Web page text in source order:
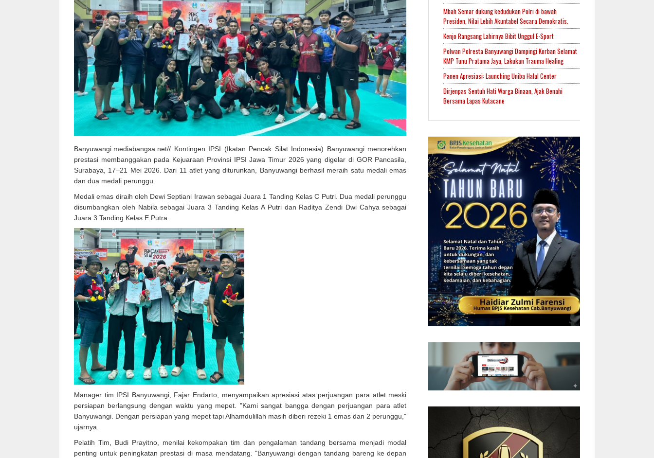
Banyuwangi.mediabangsa.net// Kontingen IPSI (Ikatan Pencak Silat Indonesia) Banyuwangi menorehkan
prestasi membanggakan pada Kejuaraan Provinsi IPSI Jawa Timur 2026 yang digelar di GOR Pancasila,
Surabaya, 17–21 Mei 2026. Dari 11 atlet yang diturunkan, Banyuwangi berhasil meraih satu medali emas
dan dua medali perunggu.
Medali emas diraih oleh Dewi Septiani Irawan sebagai Juara 1 Tanding Kelas C Putri. Dua medali perunggu
disumbangkan oleh Nabila sebagai Juara 3 Tanding Kelas A Putri dan Raditya Zendi Dwi Cahya sebagai
Juara 3 Tanding Kelas E Putra.
Manager tim IPSI Banyuwangi, Fajar Endarto, menyampaikan apresiasi atas perjuangan para atlet meski
persiapan berlangsung dengan waktu yang mepet. "Kami sangat bangga dengan perjuangan para atlet
Banyuwangi. Dengan persiapan yang mepet tapi Alhamdulillah masih diberi rezeki 1 emas dan 2 perunggu,"
ujarnya.
Pelatih Tim, Budi Prayitno, menilai kekompakan tim dan pengalaman tandang bersama menjadi modal
penting untuk peningkatan prestasi di masa mendatang. "Banyuwangi dengan tandang bareng ke depan
Mbah Semar dukung kedudukan Polri di bawah
Presiden, Nilai Lebih Akuntabel Secara Demokratis.
Kenjo Rangsang Lahirnya Bibit Unggul E-Sport
Polwan Polresta Banyuwangi Dampingi Korban Selamat
KMP Tunu Pratama Jaya, Lakukan Trauma Healing
Panen Apresiasi: Launching Uniba Halal Center
Dirjenpas Sentuh Hati Warga Binaan, Ajak Benahi
Bersama Lapas Kutacane